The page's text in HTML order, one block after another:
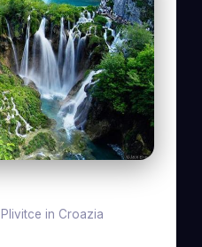
in Croazia